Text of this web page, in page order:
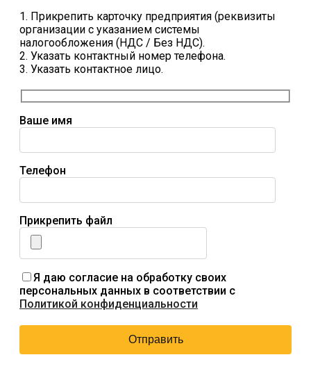
1. Прикрепить карточку предприятия (реквизиты
организации с указанием системы
налогообложения (НДС / Без НДС).
2. Указать контактный номер телефона.
3. Указать контактное лицо.
Ваше имя
Телефон
Прикрепить файл
Я даю согласие на обработку своих
персональных данных в соответствии с
Политикой конфиденциальности